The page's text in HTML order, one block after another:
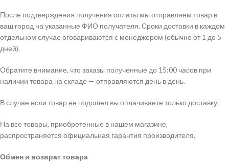
После подтверждения получения оплаты мы отправляем товар в
ваш город на указанные ФИО получателя. Сроки доставки в каждом
отдельном случае оговариваются с менеджером (обычно от 1 до 5
дней).
Обратите внимание, что заказы полученные до 15:00 часов при
наличии товара на складе — отправляются день в день.
В случае если товар не подошел вы оплачиваете только доставку.
На все товары, приобретенные в нашем магазине,
распространяется официальная гарантия производителя.
Обмен и возврат товара